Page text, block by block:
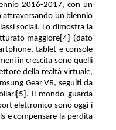
2016-2017, con un
attraversando un biennio
sociali. Lo dimostra la
maggiore [4]
(dato
tablet e console
in crescita sono quelli
della realtà virtuale,
Gear VR, seguiti da
[5] . Il mondo guarda
elettronico sono oggi i
e compensare la perdita